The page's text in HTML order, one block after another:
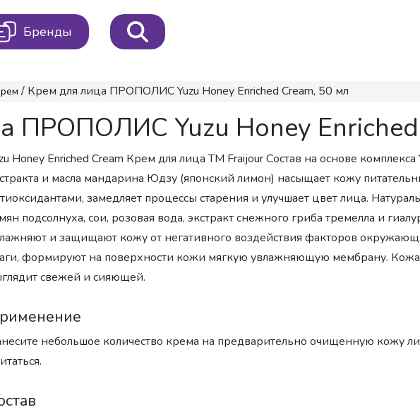
Бренды
/ Крем для лица ПРОПОЛИС Yuzu Honey Enriched Cream, 50 мл
ПРОПОЛИС Yuzu Honey
Honey Enriched Cream Крем для лица ТМ Fraijour Состав на основе
и масла мандарина Юдзу (японский лимон) насыщает кожу
замедляет процессы старения и улучшает цвет лица.
подсолнуха, сои, розовая вода, экстракт снежного гриба тремелла и
и защищают кожу от негативного воздействия факторов
формируют на поверхности кожи мягкую увлажняющую мембрану. Кожа
свежей и сияющей.
небольшое количество крема на предварительно очищенную кожу